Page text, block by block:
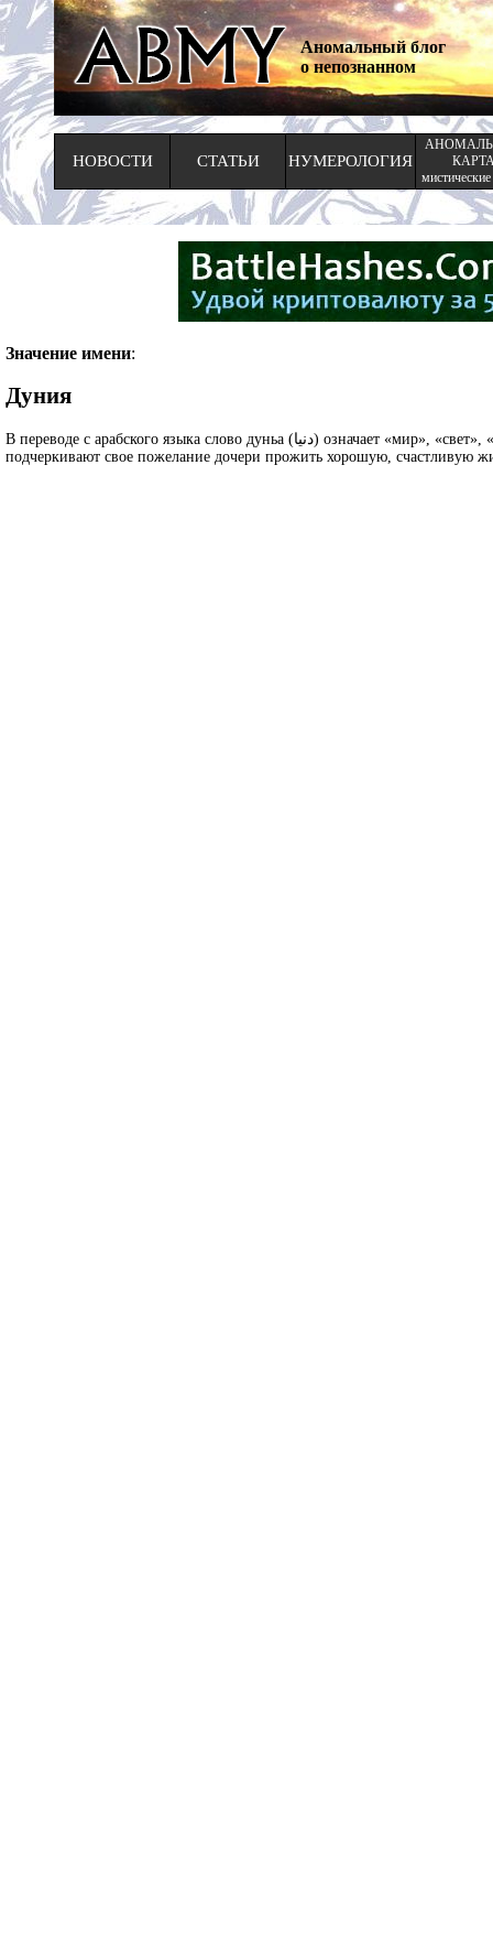
Аномальный блог
о непознанном
НОВОСТИ СТАТЬИ НУМЕРОЛОГИЯ
Значение имени:
Дуния
В переводе с арабского языка слово дуньа (دنيا) означает «мир», «свет», «вселенная», «жизнь», «существование».Родители, называя свою дочь таким именем,
подчеркивают свое пожелание дочери прожить хорошую, счастливую